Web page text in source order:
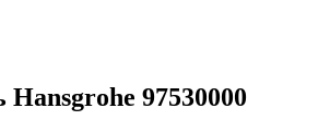
97530000